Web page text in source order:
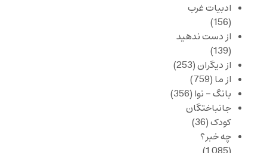
ادبیات غرب
(156)
از دست ندهید
(139)
از دیگران(253)
از ما (759)
بانگ – نوا (356)
جانباختگان
کودک(36)
چه خبر؟